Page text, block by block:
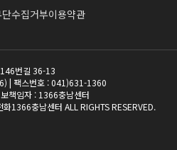
수집거부이용약관
번길 36-13
| 팩스번호 : 041)631-1360
책임자 : 1366충남센터
충남센터 ALL RIGHTS RESERVED.